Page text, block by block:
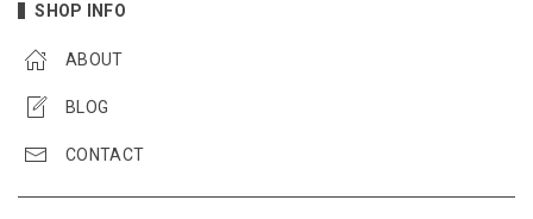
SHOP INFO
ABOUT
BLOG
CONTACT